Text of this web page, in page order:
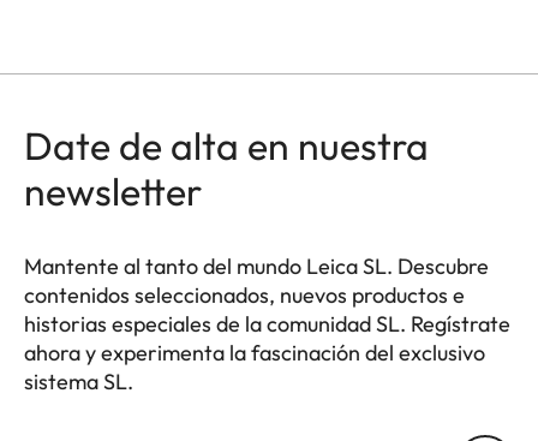
Date de alta en nuestra
newsletter
Mantente al tanto del mundo Leica SL. Descubre
contenidos seleccionados, nuevos productos e
historias especiales de la comunidad SL. Regístrate
ahora y experimenta la fascinación del exclusivo
sistema SL.